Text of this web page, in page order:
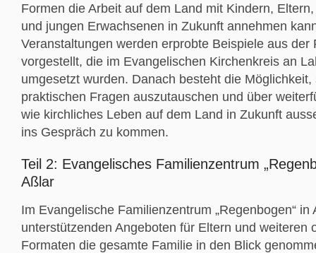
Formen die Arbeit auf dem Land mit Kindern,
und jungen Erwachsenen in Zukunft annehmen
Veranstaltungen werden erprobte Beispiele aus der
vorgestellt, die im Evangelischen Kirchenkreis an
umgesetzt wurden. Danach besteht die Möglichkeit,
praktischen Fragen auszutauschen und über
wie kirchliches Leben auf dem Land in Zukunft
ins Gespräch zu kommen.
Teil 2: Evangelisches Familienzentrum
Aßlar
Im Evangelische Familienzentrum „Regenbogen“ in
unterstützenden Angeboten für Eltern und weiteren
Formaten die gesamte Familie in den Blick